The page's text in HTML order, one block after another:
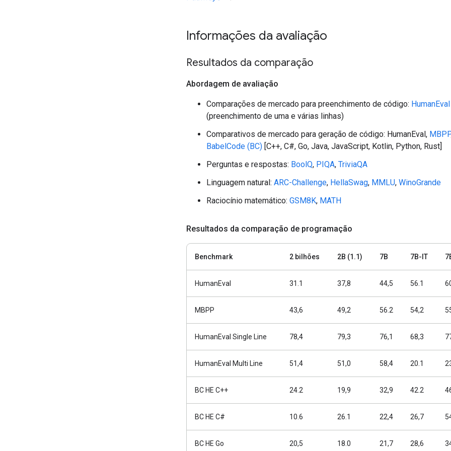
Informações da avaliação
Resultados da comparação
Abordagem de avaliação
Comparações de mercado para preenchimento de código:
(preenchimento de uma e várias linhas)
Comparativos de mercado para geração de código: HumanEval, MBPP
BabelCode (BC) [C++, C#, Go, Java, JavaScript, Kotlin, Python, Rust]
Perguntas e respostas: BoolQ, PIQA, TriviaQA
Linguagem natural: ARC-Challenge, HellaSwag, MMLU, WinoGrande
Raciocínio matemático: GSM8K, MATH
Resultados da comparação de programação
Benchmark 2 bilhões 2B (1.1) 7B 7B-IT
HumanEval 31.1 37,8 44,5 56.1
MBPP 43,6 49,2 56.2 54,2
HumanEval Single Line 78,4 79,3 76,1 68,3
HumanEval Multi Line 51,4 51,0 58,4 20.1
BC HE C++ 24.2 19,9 32,9 42.2
BC HE C# 10.6 26.1 22,4 26,7
BC HE Go 20,5 18.0 21,7 28,6